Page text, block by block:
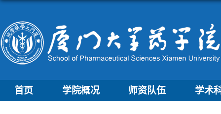
首页 学院概况 师资队伍 学术